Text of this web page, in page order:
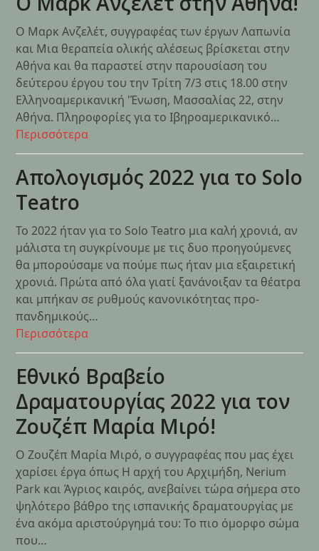
Ο Μαρκ Ανζελέτ, συγγραφέας των έργων Λαπωνία
και Μια θεραπεία ολικής αλέσεως βρίσκεται στην
Αθήνα και θα παραστεί στην παρουσίαση του
δεύτερου έργου του την Τρίτη 7/3 στις 18.00 στην
Ελληνοαμερικανική 'Ένωση, Μασσαλίας 22, στην
Αθήνα. Πληροφορίες για το Ιβηροαμερικανικό…
Περισσότερα
Απολογισμός 2022 για το Solo
Teatro
Το 2022 ήταν για το Solo Teatro μια καλή χρονιά, αν
μάλιστα τη συγκρίνουμε με τις δυο προηγούμενες
θα μπορούσαμε να πούμε πως ήταν μια εξαιρετική
χρονιά. Πρώτα από όλα γιατί ξανάνοιξαν τα θέατρα
και μπήκαν σε ρυθμούς κανονικότητας προ-
πανδημικούς…
Περισσότερα
Εθνικό Βραβείο
Δραματουργίας 2022 για τον
Ζουζέπ Μαρία Μιρό!
Ο Ζουζέπ Μαρία Μιρό, ο συγγραφέας που μας έχει
χαρίσει έργα όπως Η αρχή του Αρχιμήδη, Nerium
Park και Άγριος καιρός, ανεβαίνει τώρα σήμερα στο
ψηλότερο βάθρο της ισπανικής δραματουργίας με
ένα ακόμα αριστούργημά του: Το πιο όμορφο σώμα
που…